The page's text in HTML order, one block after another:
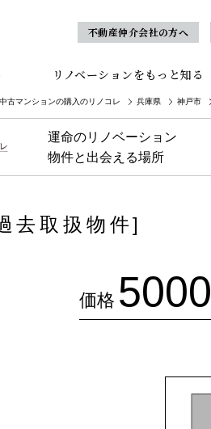
不動産仲介会社の方へ
リノベーションをもっと知る
古マンションの購入のリノコレ 兵庫県 神戸市
運命のリノベーション
物件と出会える場所
去取扱物件]
価格 5000